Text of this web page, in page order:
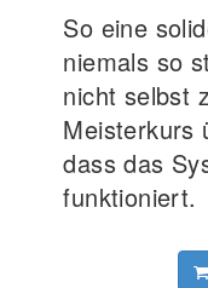
So eine
niemals so
nicht selbst
Meisterkurs
dass das
funktioniert.